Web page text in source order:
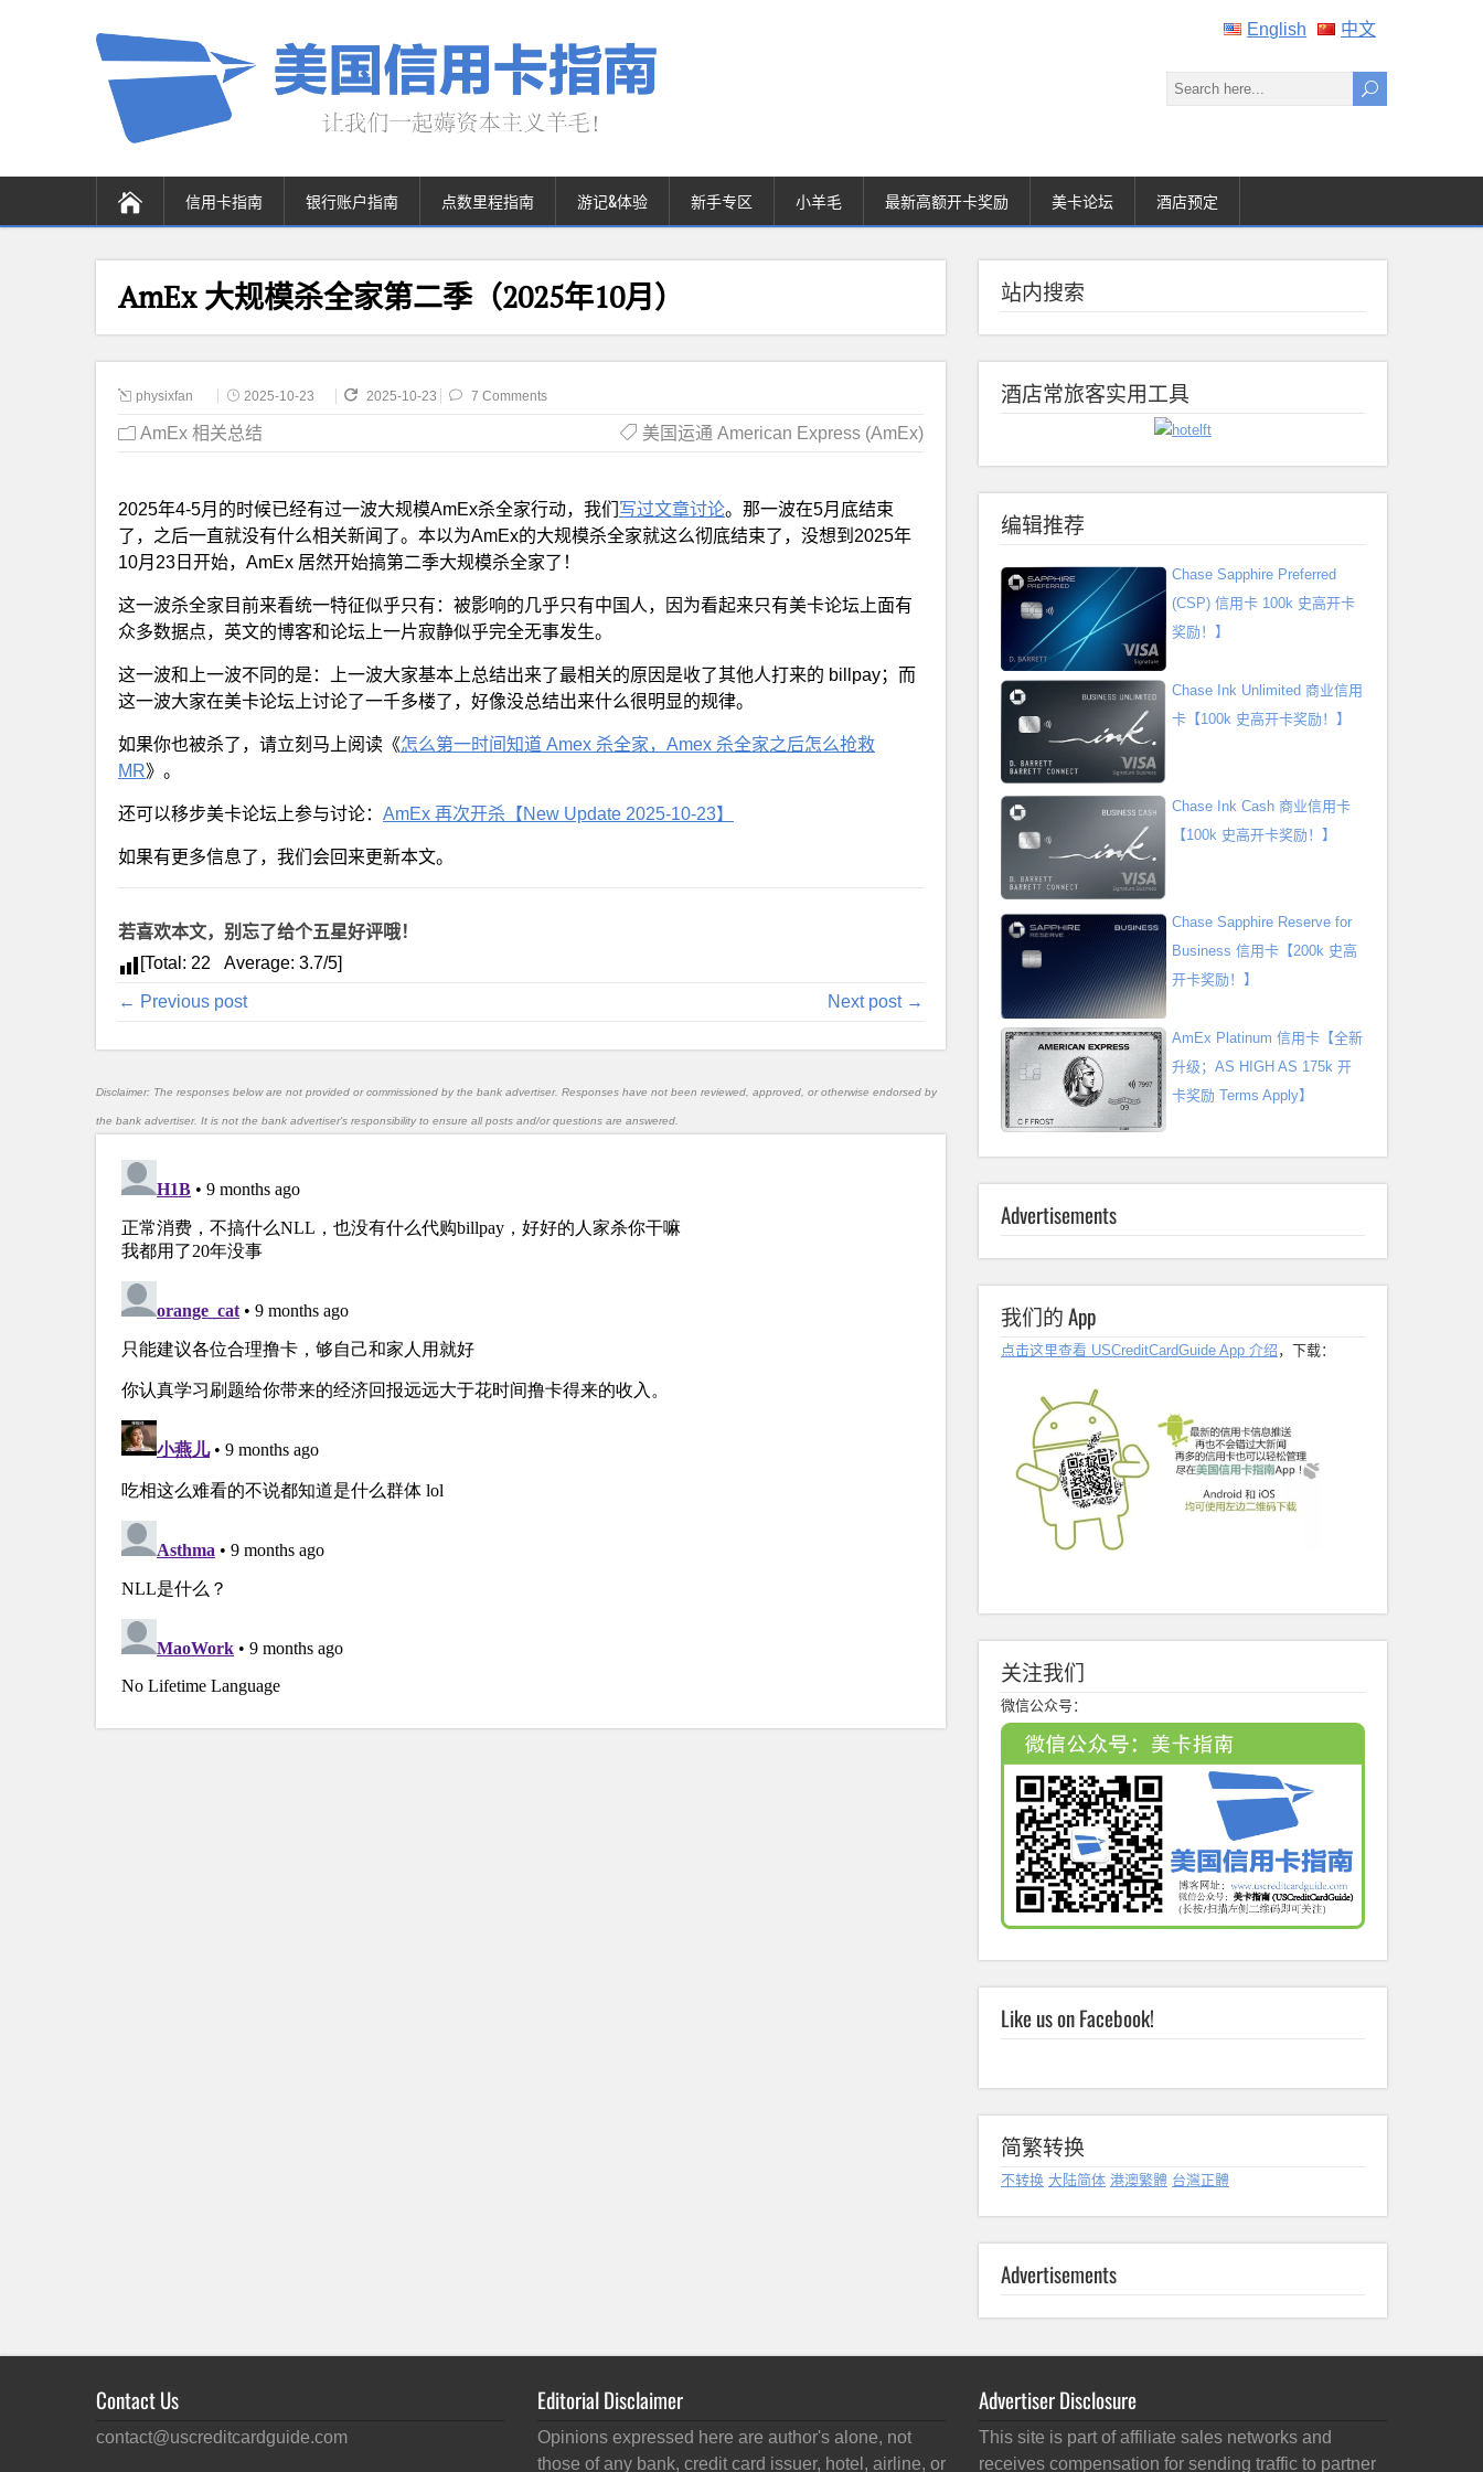
English 中文
信用卡指南 银行账户指南 点数里程指南 游记&体验 新手专区 小羊毛 最新高额开卡奖励 美卡论坛 酒店预定
AmEx 大规模杀全家第二季（2025年10月）
physixfan 2025-10-23 2025-10-23 7 Comments
AmEx 相关总结 美国运通 American Express (AmEx)
2025年4-5月的时候已经有过一波大规模AmEx杀全家行动，我们 写过文章讨论。那一波在5月底结束
了，之后一直就没有什么相关新闻了。本以为AmEx的大规模杀全家就这么彻底结束了，没想到2025年
10月23日开始，AmEx 居然开始搞第二季大规模杀全家了！
这一波杀全家目前来看统一特征似乎只有：被影响的几乎只有中国人，因为看起来只有美卡论坛上面有
众多数据点，英文的博客和论坛上一片寂静似乎完全无事发生。
这一波和上一波不同的是：上一波大家基本上总结出来了最相关的原因是收了其他人打来的 billpay；而
这一波大家在美卡论坛上讨论了一千多楼了，好像没总结出来什么很明显的规律。
如果你也被杀了，请立刻马上阅读《怎么第一时间知道 Amex 杀全家，Amex 杀全家之后怎么抢救
MR》。
还可以移步美卡论坛上参与讨论： AmEx 再次开杀【New Update 2025-10-23】
如果有更多信息了，我们会回来更新本文。
若喜欢本文，别忘了给个五星好评哦！
[Total: 22 Average: 3.7/5]
← Previous post Next post →
Disclaimer: The responses below are not provided or commissioned by the bank advertiser. Responses have not been reviewed, approved, or otherwise endorsed by
the bank advertiser. It is not the bank advertiser's responsibility to ensure all posts and/or questions are answered.
站内搜索
酒店常旅客实用工具
编辑推荐
Chase Sapphire Preferred
(CSP) 信用卡 100k 史高开卡
奖励！】
Chase Ink Unlimited 商业信用
卡【100k 史高开卡奖励！】
Chase Ink Cash 商业信用卡
【100k 史高开卡奖励！】
Chase Sapphire Reserve for
Business 信用卡【200k 史高
开卡奖励！】
AmEx Platinum 信用卡【全新
升级；AS HIGH AS 175k 开
卡奖励 Terms Apply】
Advertisements
我们的 App
点击这里查看 USCreditCardGuide App 介绍 ，下载：
关注我们
微信公众号：
Like us on Facebook!
简繁转换
不转换 大陆简体 港澳繁體 台灣正體
Advertisements
Contact Us
contact@uscreditcardguide.com
Editorial Disclaimer
Opinions expressed here are author's alone, not
those of any bank, credit card issuer, hotel, airline, or
Advertiser Disclosure
This site is part of affiliate sales networks and
receives compensation for sending traffic to partner